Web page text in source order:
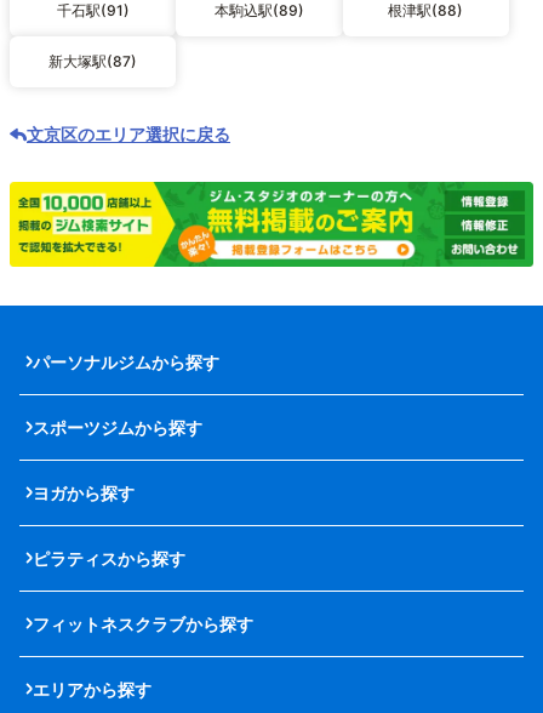
千石駅(91) 本駒込駅(89) 根津駅(88)
新大塚駅(87)
文京区のエリア選択に戻る
パーソナルジムから探す
スポーツジムから探す
ヨガから探す
ピラティスから探す
フィットネスクラブから探す
エリアから探す